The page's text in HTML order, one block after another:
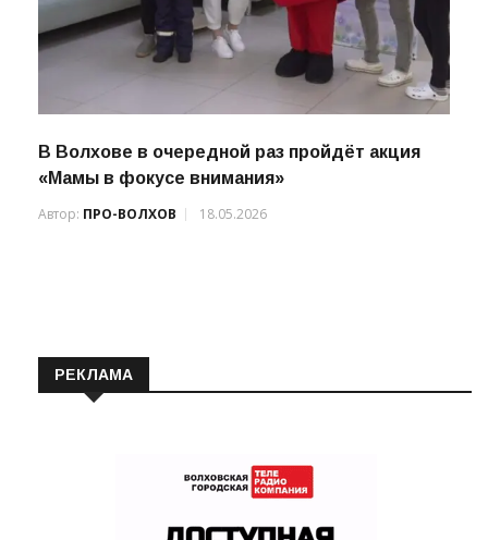
В Волхове в очередной раз пройдёт акция
«Мамы в фокусе внимания»
Автор: ПРО-ВОЛХОВ 18.05.2026
РЕКЛАМА